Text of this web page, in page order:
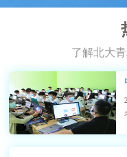
了解北大